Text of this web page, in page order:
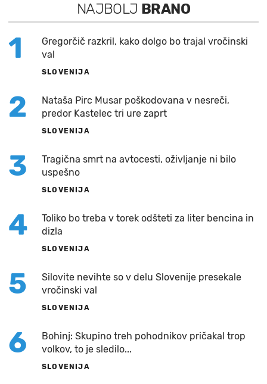
NAJBOLJ BRANO
1
Gregorčič razkril, kako dolgo bo trajal vročinski
val
SLOVENIJA
2
Nataša Pirc Musar poškodovana v nesreči,
predor Kastelec tri ure zaprt
SLOVENIJA
3
Tragična smrt na avtocesti, oživljanje ni bilo
uspešno
SLOVENIJA
4
Toliko bo treba v torek odšteti za liter bencina in
dizla
SLOVENIJA
5
Silovite nevihte so v delu Slovenije presekale
vročinski val
SLOVENIJA
6
Bohinj: Skupino treh pohodnikov pričakal trop
volkov, to je sledilo...
SLOVENIJA